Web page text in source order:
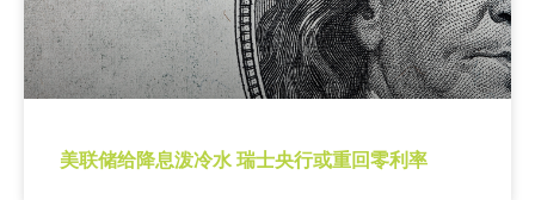
美联储给降息泼冷水 瑞士央行或重回零利率